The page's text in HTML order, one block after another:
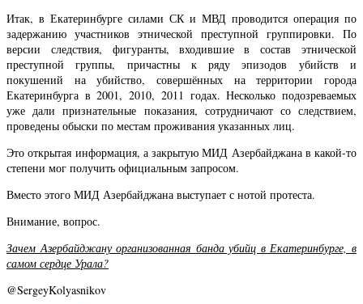
Итак, в Екатеринбурге силами СК и МВД проводится операция по
задержанию участников этнической преступной группировки. По
версии следствия, фигуранты, входившие в состав этнической
преступной группы, причастны к ряду эпизодов убийств и
покушений на убийство, совершённых на территории города
Екатеринбурга в 2001, 2010, 2011 годах. Несколько подозреваемых
уже дали признательные показания, сотрудничают со следствием,
проведены обыски по местам проживания указанных лиц.
Это открытая информация, а закрытую МИД Азербайджана в какой-то
степени мог получить официальным запросом.
Вместо этого МИД Азербайджана выступает с нотой протеста.
Внимание, вопрос.
Зачем Азербайджану организованная банда убийц в Екатеринбурге, в
самом сердце Урала?
@SergeyKolyasnikov